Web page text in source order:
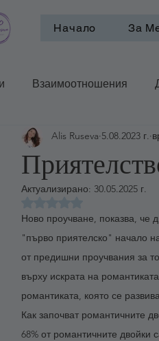
Начало За
Взаимоотношения
школи и
Alis Ruseva 5.08.2023 г.
Актуализирано: 30.05.2025 г.
Ново проучване, показва, че
"първо приятелско" начало
от предишни проучвания за
върху искрата на
романтиката, която се
Как започват романтичните
68% от романтичните двойки